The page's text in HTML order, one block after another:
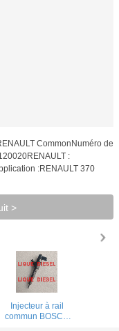
CommonNuméro de
:
:RENAULT 370
>
Injecteur à rail
commun BOSCH